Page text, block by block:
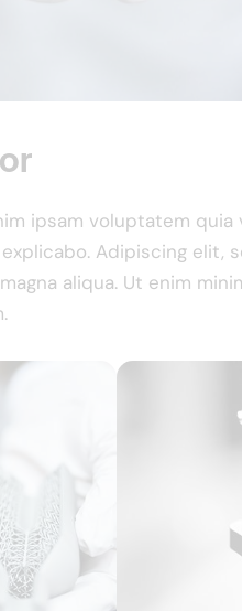
ipsam voluptatem
Adipiscing elit,
aliqua. Ut enim